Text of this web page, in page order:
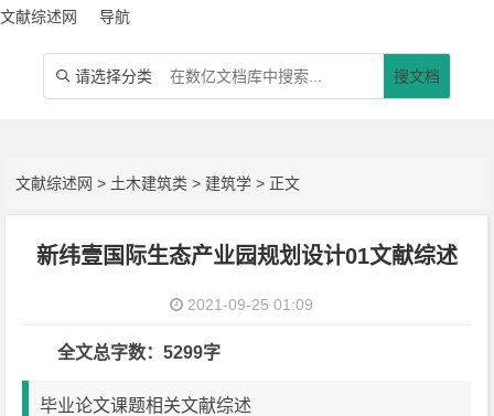
文献综述网 导航
 请选择分类 搜文档
文献综述网 > 土木建筑类 > 建筑学 > 正文
新纬壹国际生态产业园规划设计01文献综述
2021-09-25 01:09
全文总字数：5299字
毕业论文课题相关文献综述